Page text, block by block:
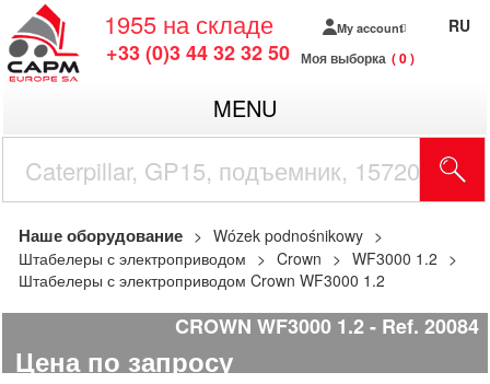
1955 на складе
+33 (0)3 44 32 32 50
My account
Моя выборка 0
RU
MENU
Наше оборудование
Wózek podnośnikowy
Штабелеры с электроприводом
Crown
WF3000 1.2
Штабелеры с электроприводом Crown WF3000 1.2
CROWN WF3000 1.2 Ref. 20084
Цена по запросу